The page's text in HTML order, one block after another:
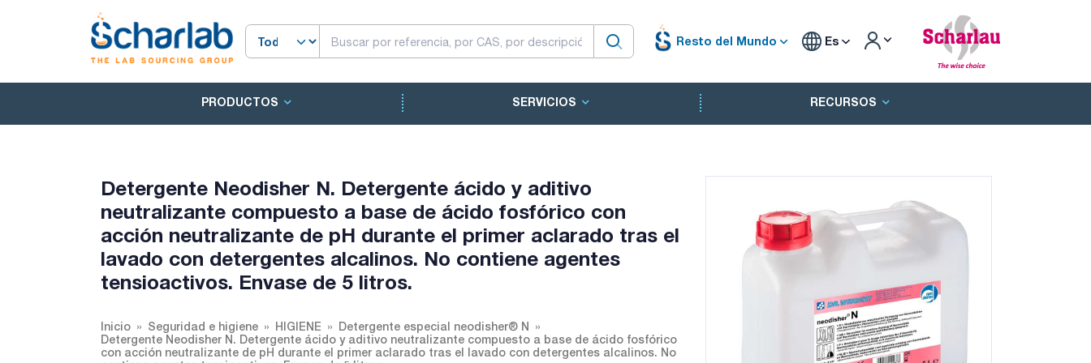
Resto del Mundo Es
PRODUCTOS SERVICIOS RECURSOS
Detergente Neodisher N. Detergente ácido y aditivo
neutralizante compuesto a base de ácido fosfórico con
acción neutralizante de pH durante el primer aclarado tras el
lavado con detergentes alcalinos. No contiene agentes
tensioactivos. Envase de 5 litros.
Inicio Seguridad e higiene HIGIENE
Detergente especial neodisher® N
Detergente Neodisher N. Detergente ácido y aditivo neutralizante compuesto a base de ácido fosfórico
con acción neutralizante de pH durante el primer aclarado tras el lavado con detergentes alcalinos. No